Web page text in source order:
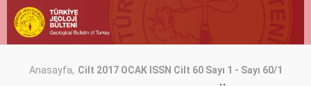
Anasayfa Cilt 2017 OCAK ISSN Cilt 60 Sayı 1 - Sayı 60/1